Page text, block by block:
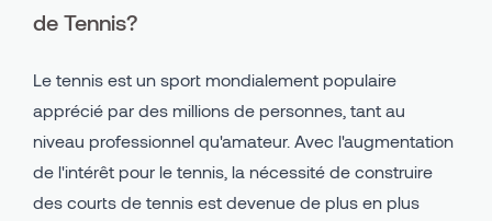
de Tennis?
Le tennis est un sport mondialement populaire
apprécié par des millions de personnes, tant au
niveau professionnel qu'amateur. Avec l'augmentation
de l'intérêt pour le tennis, la nécessité de construire
des courts de tennis est devenue de plus en plus